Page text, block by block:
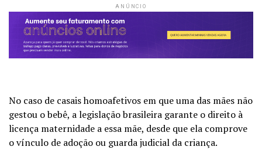
ANÚNCIO
No caso de casais homoafetivos em que uma das mães não
gestou o bebê, a legislação brasileira garante o direito à
licença maternidade a essa mãe, desde que ela comprove
o vínculo de adoção ou guarda judicial da criança.